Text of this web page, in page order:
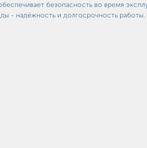
безопасность во время
- надёжность и долгосрочность работы.